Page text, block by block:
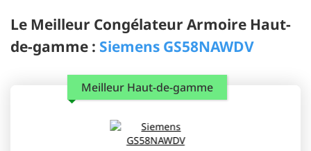
Le Meilleur Congélateur Armoire Haut-
de-gamme : Siemens GS58NAWDV
Meilleur Haut-de-gamme